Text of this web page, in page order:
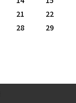
21
22
28
29